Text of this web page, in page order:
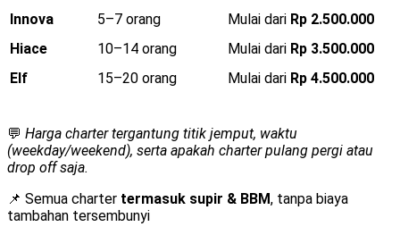
Innova
5–7 orang Mulai dari Rp 2.500.000
Hiace
10–14 orang Mulai dari Rp 3.500.000
Elf
15–20 orang Mulai dari Rp 4.500.000
💬 Harga charter tergantung titik jemput, waktu
(weekday/weekend), serta apakah charter pulang pergi atau
drop off saja.
📌 Semua charter termasuk supir & BBM, tanpa biaya
tambahan tersembunyi